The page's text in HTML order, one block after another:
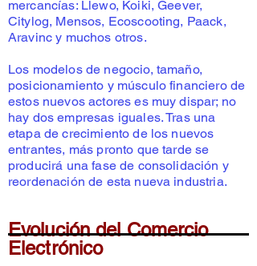
mercancías: Llewo, Koiki, Geever,
Citylog, Mensos, Ecoscooting, Paack,
Aravinc y muchos otros.
Los modelos de negocio, tamaño,
posicionamiento y músculo financiero de
estos nuevos actores es muy dispar; no
hay dos empresas iguales. Tras una
etapa de crecimiento de los nuevos
entrantes, más pronto que tarde se
producirá una fase de consolidación y
reordenación de esta nueva industria.
Evolución del Comercio
Electrónico